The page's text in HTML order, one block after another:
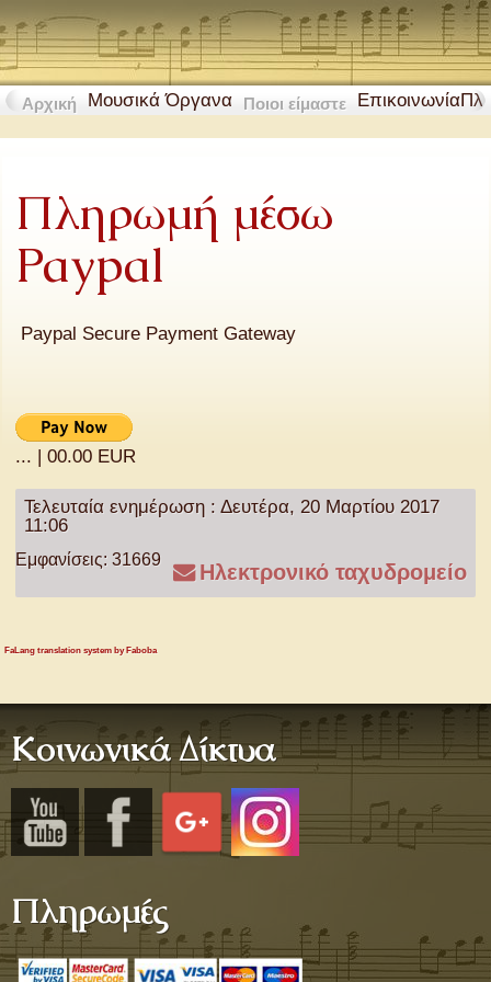
Αρχική Μουσικά Όργανα Ποιοι είμαστε Επικοινωνία
Πληρωμή μέσω
Paypal
Paypal Secure Payment Gateway
... | 00.00 EUR
Τελευταία ενημέρωση : Δευτέρα, 20 Μαρτίου 2017
11:06
Εμφανίσεις: 31669
Ηλεκτρονικό ταχυδρομείο
FaLang translation system by Faboba
Κοινωνικά Δίκτυα
Πληρωμές